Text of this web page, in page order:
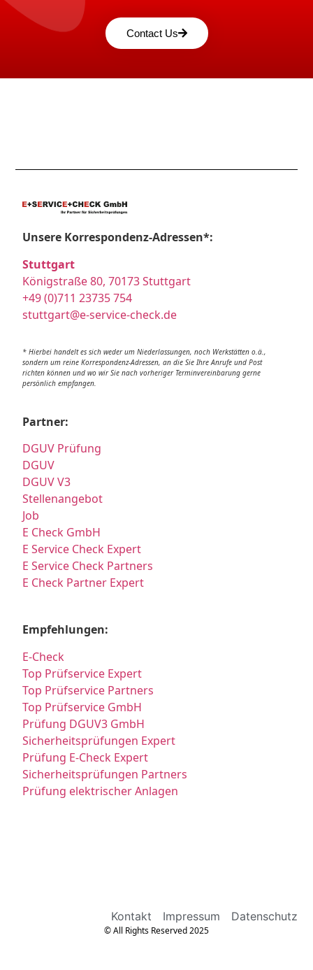
Contact Us
Unsere Korrespondenz-Adressen*:
Stuttgart
Königstraße 80, 70173 Stuttgart
+49 (0)711 23735 754
stuttgart@e-service-check.de
* Hierbei handelt es sich weder um Niederlassungen, noch Werkstätten o.ä.,
sondern um reine Korrespondenz-Adressen, an die Sie Ihre Anrufe und Post
richten können und wo wir Sie nach vorheriger Terminvereinbarung gerne
persönlich empfangen.
Partner:
DGUV Prüfung
DGUV
DGUV V3
Stellenangebot
Job
E Check GmbH
E Service Check Expert
E Service Check Partners
E Check Partner Expert
Empfehlungen:
E-Check
Top Prüfservice Expert
Top Prüfservice Partners
Top Prüfservice GmbH
Prüfung DGUV3 GmbH
Sicherheitsprüfungen Expert
Prüfung E-Check Expert
Sicherheitsprüfungen Partners
Prüfung elektrischer Anlagen
Kontakt Impressum Datenschutz
© All Rights Reserved 2025